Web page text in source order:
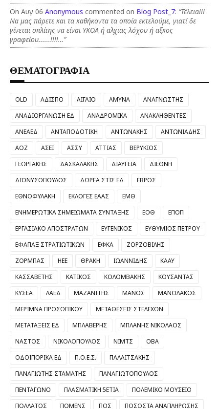
On Αυγ 06 Anonymous commented on Blog Post_7: “Τέλεια!!!
Να μας πάρετε και τα καθήκοντα τα οποία εκτελούμε, γιατί δε
γίνεται οπλίτης να είναι ΥΚΟΑ ή αλχιας λόχου ή αξκος
γραφείου......!!!!…”
ΘΕΜΑΤΟΓΡΑΦΙΑ
OLD ΑΔΙΣΠΟ ΑΙΓΑΙΟ ΑΜΥΝΑ
ΑΝΑΓΝΩΣΤΗΣ
ΑΝΑΔΙΟΡΓΑΝΩΣΗ ΕΔ
ΑΝΑΔΡΟΜΙΚΑ
ΑΝΑΚΛΗΘΕΝΤΕΣ
ΑΝΕΑΕΔ
ΑΝΤΑΠΟΔΟΤΙΚΗ ΑΝΤΩΝΑΚΗΣ
ΑΝΤΩΝΙΑΔΗΣ
ΑΟΖ
ΑΣΕΙ ΑΣΣΥ ΑΤΤΙΑΣ
ΒΕΡΥΚΙΟΣ
ΓΕΩΡΓΑΚΗΣ
ΔΑΣΚΑΛΑΚΗΣ ΔΙΑΥΓΕΙΑ
ΔΙΕΘΝΗ
ΔΙΟΝΥΣΟΠΟΥΛΟΣ
ΔΩΡΕΑ ΣΤΙΣ ΕΔ
ΕΒΡΟΣ
ΕΘΝΟΦΥΛΑΚΗ
ΕΚΛΟΓΕΣ ΕΑΑΣ
ΕΜΘ
ΕΝΗΜΕΡΩΤΙΚΑ ΣΗΜΕΙΩΜΑΤΑ ΣΥΝΤΑΞΗΣ
ΕΟΘ
ΕΠΟΠ
ΕΡΓΑΣΙΑΚΟ ΑΠΟΣΤΡΑΤΩΝ
ΕΥΓΕΝΙΚΟΣ
ΕΥΘΥΜΙΟΣ ΠΕΤΡΟΥ
ΕΦΑΠΑΞ ΣΤΡΑΤΙΩΤΙΚΩΝ
ΕΦΚΑ
ΖΟΡΖΟΒΙΛΗΣ
ΖΟΡΜΠΑΣ
ΗΕΕ ΘΡΑΚΗ ΙΩΑΝΝΙΔΗΣ
ΚΑΑΥ
ΚΑΣΣΑΒΕΤΗΣ
ΚΑΤΙΚΟΣ ΚΟΛΟΜΒΑΚΗΣ
ΚΟΥΣΑΝΤΑΣ
ΚΥΣΕΑ
ΛΑΕΔ ΜΑΖΑΝΙΤΗΣ ΜΑΝΟΣ
ΜΑΝΩΛΑΚΟΣ
ΜΕΡΙΜΝΑ ΠΡΟΣΩΠΙΚΟΥ
ΜΕΤΑΘΕΣΕΙΣ ΣΤΕΛΕΧΩΝ
ΜΕΤΑΤΑΞΕΙΣ ΕΔ
ΜΠΛΑΒΕΡΗΣ
ΜΠΛΑΝΗΣ ΝΙΚΟΛΑΟΣ
ΝΑΣΤΟΣ
ΝΙΚΟΛΟΠΟΥΛΟΣ ΝΙΜΤΣ
ΟΒΑ
ΟΔΟΙΠΟΡΙΚΑ ΕΔ
Π.Ο.Ε.Σ.
ΠΑΛΑΙΤΣΑΚΗΣ
ΠΑΝΑΓΙΩΤΗΣ ΣΤΑΜΑΤΗΣ
ΠΑΝΑΓΙΩΤΟΠΟΥΛΟΣ
ΠΕΝΤΑΓΩΝΟ
ΠΛΑΣΜΑΤΙΚΗ 5ΕΤΙΑ
ΠΟΛΕΜΙΚΟ ΜΟΥΣΕΙΟ
ΠΟΛΛΑΤΟΣ
ΠΟΜΕΝΣ ΠΟΣ ΠΟΣΟΣΤΑ ΑΝΑΠΛΗΡΩΣΗΣ